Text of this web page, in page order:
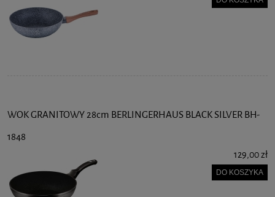
WOK GRANITOWY 28cm BERLINGERHAUS BLACK SILVER BH-
1848
129,00 zł
DO KOSZYKA